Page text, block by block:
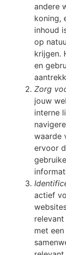
andere
koning,
inhoud
op
krijgen.
en
Zorg
jouw
interne
waarde
ervoor
actief
met